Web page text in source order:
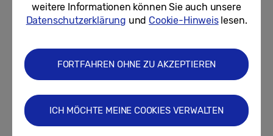
05.08.2026
das LAN-Party-Feeling mit der
Gaming Night ins Jahr 2026
Neueste Beiträge anzeigen
weitere Informationen können Sie auch unsere
Datenschutzerklärung und Cookie-Hinweislesen.
FORTFAHREN OHNE ZU AKZEPTIEREN
ICH MÖCHTE MEINE COOKIES VERWALTEN